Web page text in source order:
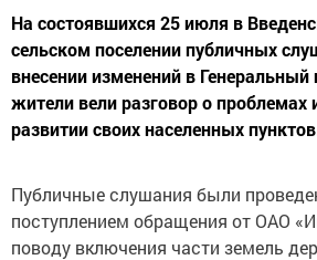
На состоявшихся 25 июля в
сельском поселении публичных
внесении изменений в Генеральный
жители вели разговор о
развитии своих населенных
Публичные слушания были
поступлением обращения от ОАО
поводу включения части земель